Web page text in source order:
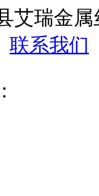
艾瑞金
联系我们